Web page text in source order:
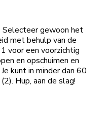
gewoon het
met behulp van de
voor een voorzichtig
en opschuimen en
kunt in minder dan 60
Hup, aan de slag!